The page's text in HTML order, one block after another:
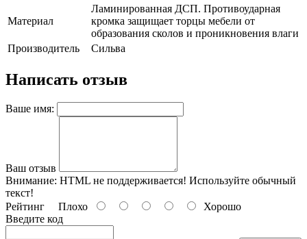
Материал
Ламинированная ДСП. Противоударная
кромка защищает торцы мебели от
образования сколов и проникновения влаги
Производитель
Сильва
Написать отзыв
Ваше имя:
Ваш отзыв
Внимание: HTML не поддерживается! Используйте обычный
текст!
Рейтинг Плохо
Хорошо
Введите код